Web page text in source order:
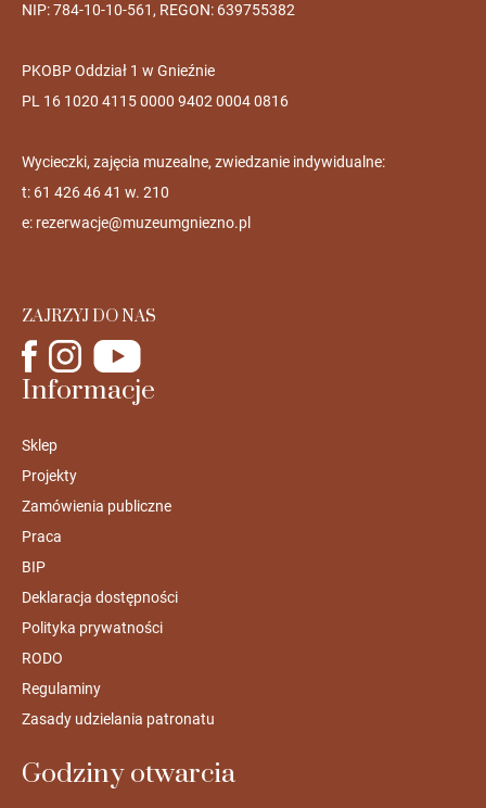
NIP: 784-10-10-561, REGON: 639755382
PKOBP Oddział 1 w Gnieźnie
PL 16 1020 4115 0000 9402 0004 0816
Wycieczki, zajęcia muzealne, zwiedzanie indywidualne:
t: 61 426 46 41 w. 210
e: rezerwacje@muzeumgniezno.pl
ZAJRZYJ DO NAS
Informacje
Sklep
Projekty
Zamówienia publiczne
Praca
BIP
Deklaracja dostępności
Polityka prywatności
RODO
Regulaminy
Zasady udzielania patronatu
Godziny otwarcia